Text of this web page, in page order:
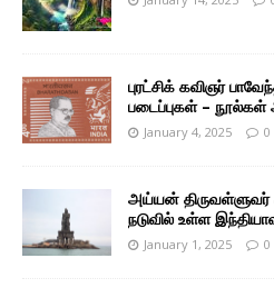
புரட்சிக் கவிஞர்
படைப்புகள் –
January 4, 2025 0
அய்யன் திருவள்ளுவர்
நடுவில் உள்ள
January 1, 2025 0